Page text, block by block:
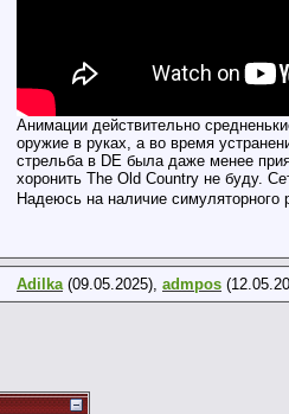
Анимации действительно
оружие в руках, а во время
стрельба в DE была даже менее
хоронить The Old Country не буду.
Надеюсь на наличие
Adilka(09.05.2025), admpos